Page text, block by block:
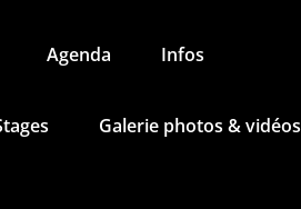
Agenda Infos
Galerie photos & vidéos